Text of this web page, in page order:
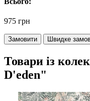
975 грн
Замовити Швидке
Товари із
D'eden"